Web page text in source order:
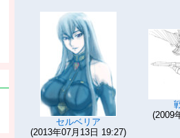
セルベリア
(2013年07月13日 19:27)
(2009